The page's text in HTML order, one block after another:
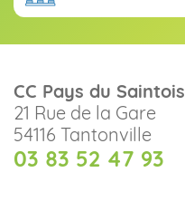
CC Pays du Saintois
21 Rue de la Gare
54116 Tantonville
03 83 52 47 93